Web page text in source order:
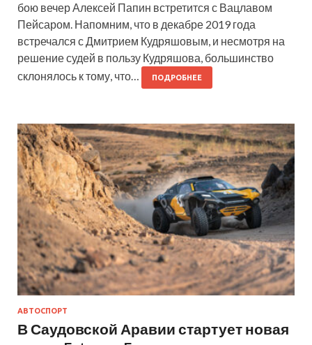
бою вечер Алексей Папин встретится с Вацлавом
Пейсаром. Напомним, что в декабре 2019 года
встречался с Дмитрием Кудряшовым, и несмотря на
решение судей в пользу Кудряшова, большинство
склонялось к тому, что…
ПОДРОБНЕЕ
АВТОСПОРТ
В Саудовской Аравии стартует новая